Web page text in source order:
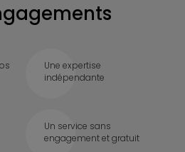
Une expertise
indépendante
Un service sans
engagement et gratuit